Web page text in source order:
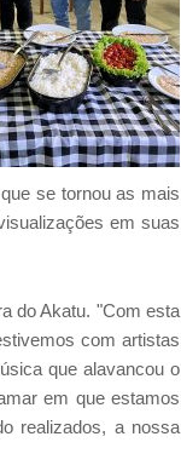
se tornou as mais
em suas
do Akatu. "Com esta
com artistas
que alavancou o
em que estamos
realizados, a nossa